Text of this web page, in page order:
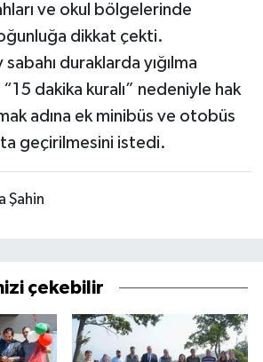
ve okul bölgelerinde
dikkat çekti.
duraklarda yığılma
dakika kuralı” nedeniyle hak
adına ek minibüs ve otobüs
geçirilmesini istedi.
Şahin
çekebilir